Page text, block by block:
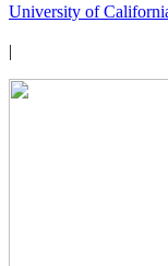
University of
|